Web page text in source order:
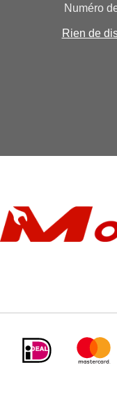
Numéro
Rien de